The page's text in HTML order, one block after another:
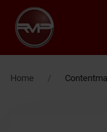
Zum
Home